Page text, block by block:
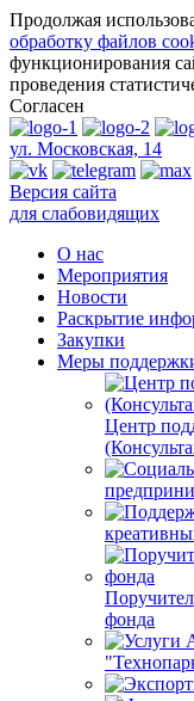
Продолжая
обработку файлов
функционирования
проведения
Согласен
ул. Московская, 14
Версия сайта
для слабовидящих
О нас
Мероприятия
Новости
Раскрытие
Закупки
Меры
Центр
фонда